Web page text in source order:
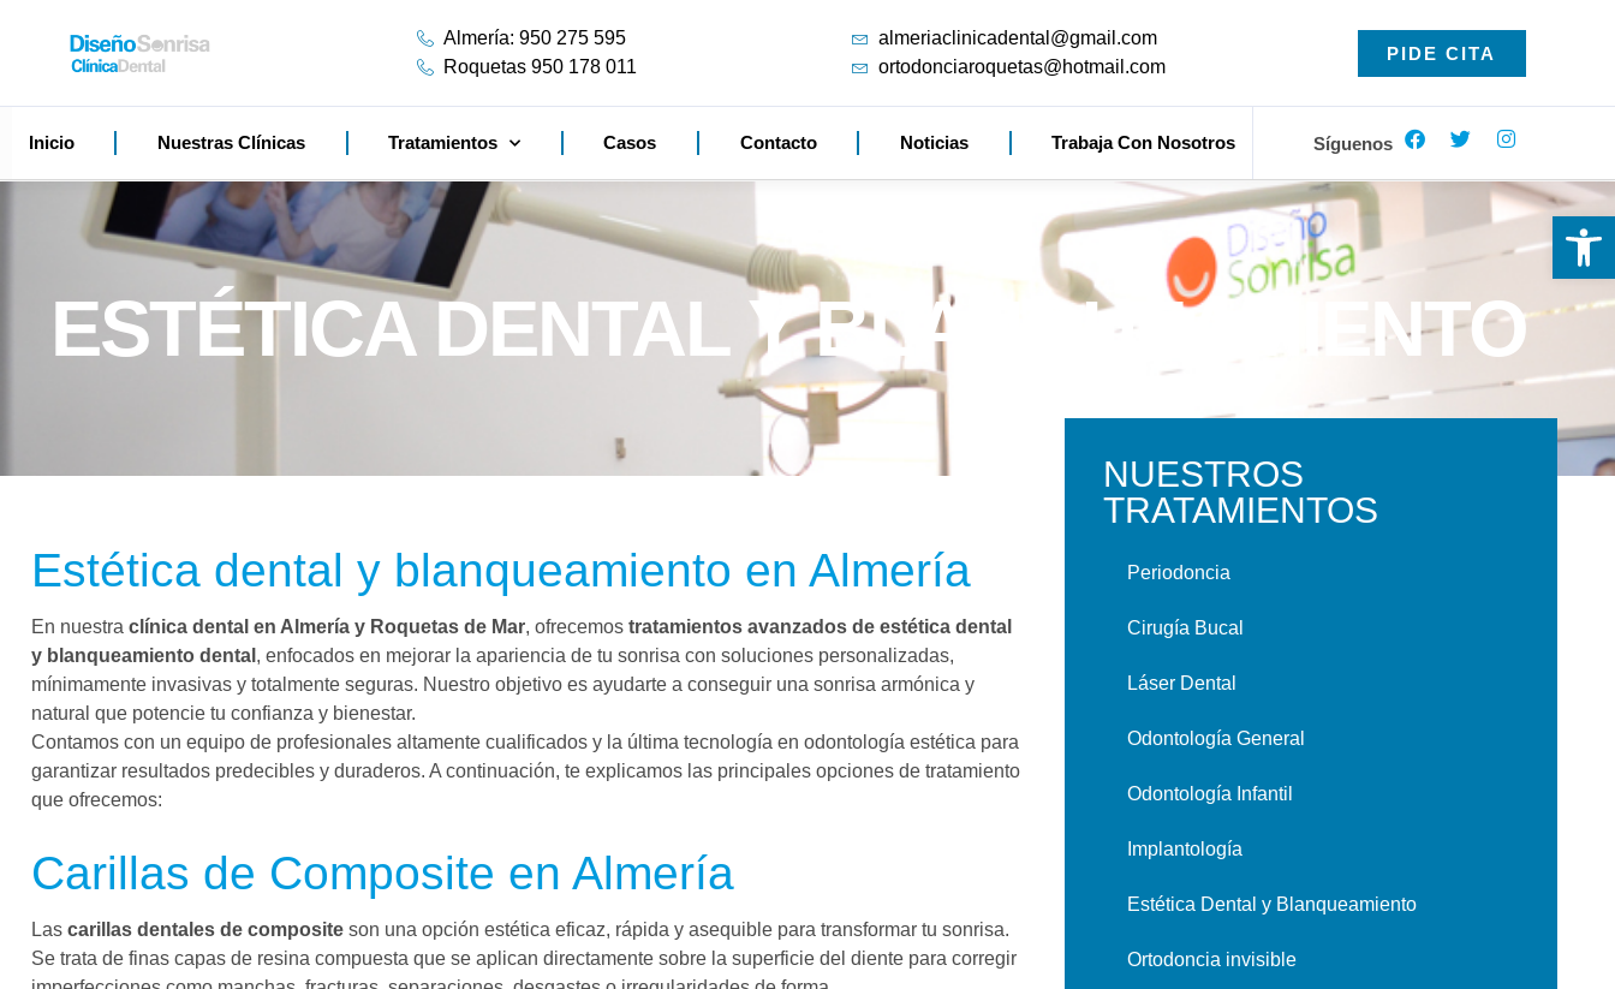
Almería: 950 275 595
Roquetas 950 178 011
almeriaclinicadental@gmail.com
ortodonciaroquetas@hotmail.com
PIDE CITA
Inicio Nuestras Clínicas Tratamientos Casos Contacto Noticias Trabaja Con Nosotros Síguenos
ESTÉTICA DENTAL Y BLANQUEAMIENTO
Estética dental y blanqueamiento en Almería
En nuestra clínica dental en Almería y Roquetas de Mar, ofrecemos tratamientos avanzados de estética dental
y blanqueamiento dental , enfocados en mejorar la apariencia de tu sonrisa con soluciones personalizadas,
mínimamente invasivas y totalmente seguras. Nuestro objetivo es ayudarte a conseguir una sonrisa armónica y
natural que potencie tu confianza y bienestar.
Contamos con un equipo de profesionales altamente cualificados y la última tecnología en odontología estética para
garantizar resultados predecibles y duraderos. A continuación, te explicamos las principales opciones de tratamiento
que ofrecemos:
Carillas de Composite en Almería
Las carillas dentales de composite son una opción estética eficaz, rápida y asequible para transformar tu sonrisa.
Se trata de finas capas de resina compuesta que se aplican directamente sobre la superficie del diente para corregir
NUESTROS
TRATAMIENTOS
Periodoncia
Cirugía Bucal
Láser Dental
Odontología General
Odontología Infantil
Implantología
Estética Dental y Blanqueamiento
Ortodoncia invisible